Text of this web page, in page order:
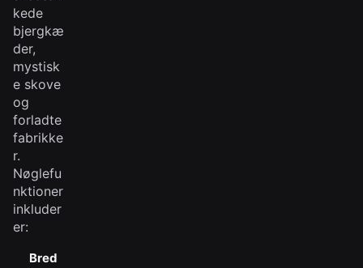
kede
bjergkæ
der,
mystisk
e skove
og
forladte
fabrikke
r.
Nøglefu
nktioner
inkluder
er:
Bred